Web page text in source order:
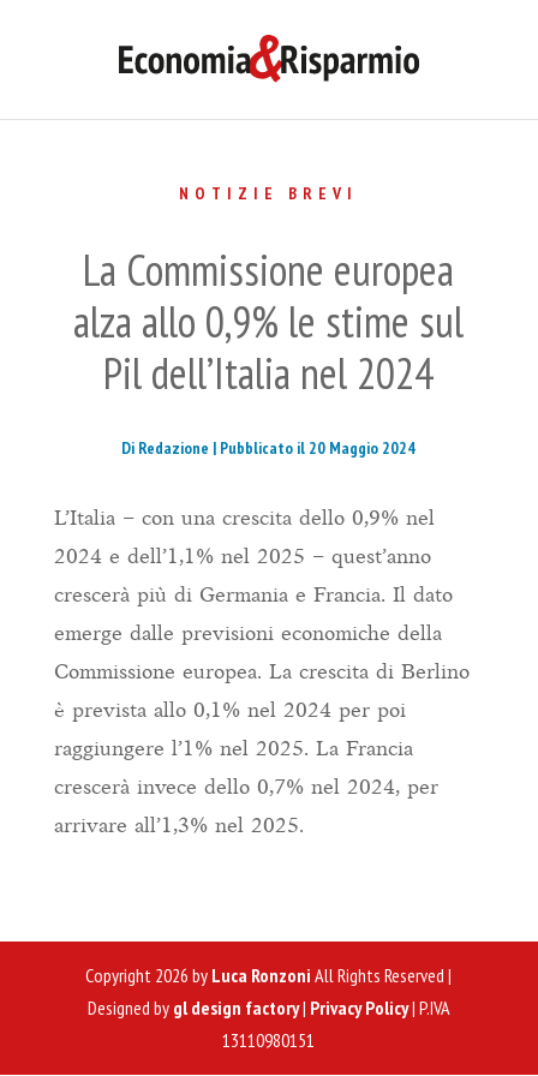
NOTIZIE BREVI
La Commissione europea
alza allo 0,9% le stime sul
Pil dell’Italia nel 2024
Di Redazione | Pubblicato il 20 Maggio 2024
L’Italia – con una crescita dello 0,9% nel
2024 e dell’1,1% nel 2025 – quest’anno
crescerà più di Germania e Francia. Il dato
emerge dalle previsioni economiche della
Commissione europea. La crescita di Berlino
è prevista allo 0,1% nel 2024 per poi
raggiungere l’1% nel 2025. La Francia
crescerà invece dello 0,7% nel 2024, per
arrivare all’1,3% nel 2025.
Copyright 2026 by Luca Ronzoni All Rights Reserved |
Designed by gl design factory| Privacy Policy| P.IVA
13110980151